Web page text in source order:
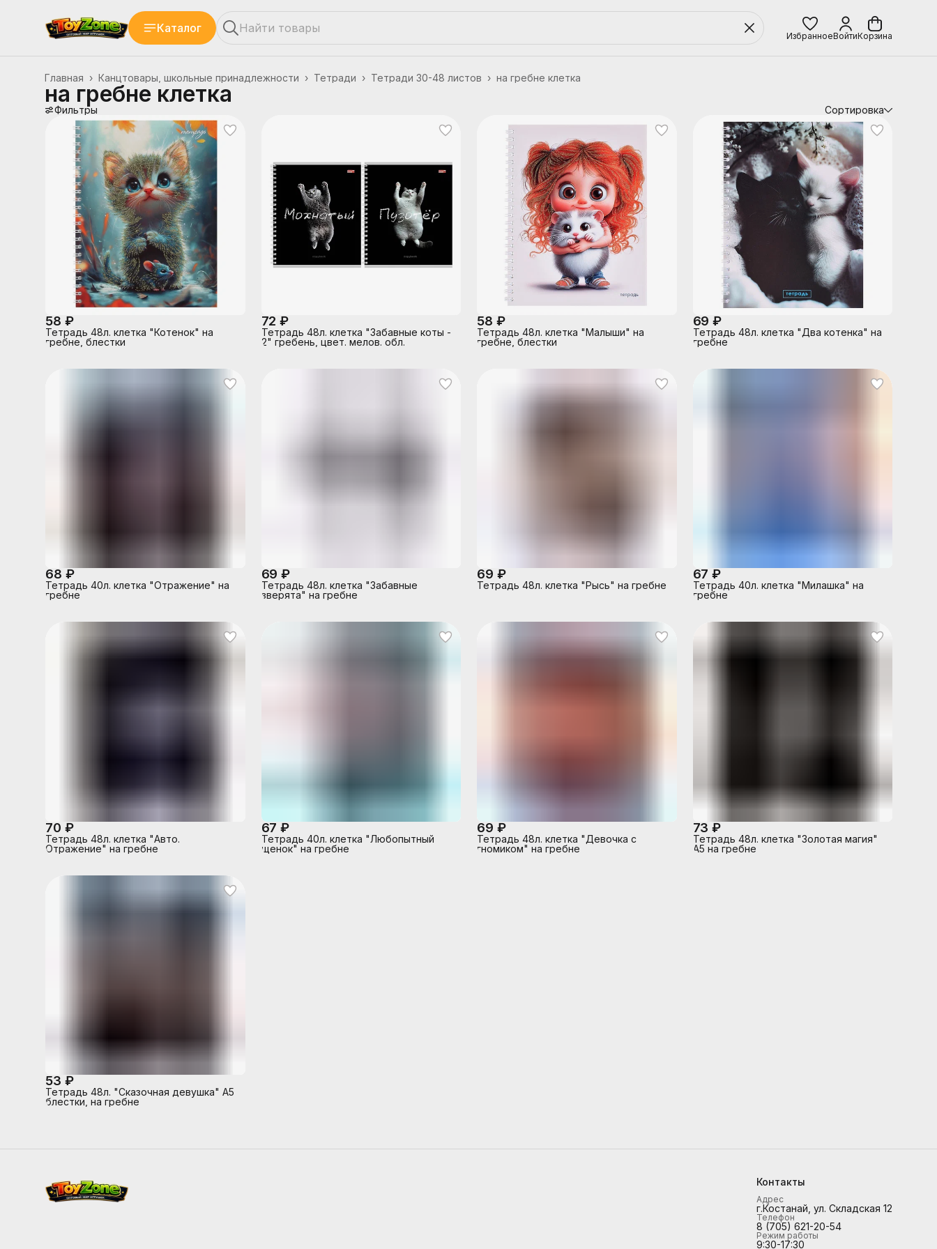
Каталог
ИзбранноеВойтиКорзина
на гребне клетка
Тетради 30-48 листов ›
Тетради ›
Канцтовары, школьные принадлежности ›
Главная ›
на гребне клетка
Фильтры Сортировка
58 ₽
Тетрадь 48л. клетка "Котенок" на
гребне, блестки
72 ₽
Тетрадь 48л. клетка "Забавные коты -
2" гребень, цвет. мелов. обл.
58 ₽
Тетрадь 48л. клетка "Малыши" на
гребне, блестки
69 ₽
Тетрадь 48л. клетка "Два котенка" на
гребне
68 ₽
Тетрадь 40л. клетка "Отражение" на
гребне
69 ₽
Тетрадь 48л. клетка "Забавные
зверята" на гребне
69 ₽
Тетрадь 48л. клетка "Рысь" на гребне
67 ₽
Тетрадь 40л. клетка "Милашка" на
гребне
70 ₽
Тетрадь 48л. клетка "Авто.
Отражение" на гребне
67 ₽
Тетрадь 40л. клетка "Любопытный
щенок" на гребне
69 ₽
Тетрадь 48л. клетка "Девочка с
гномиком" на гребне
73 ₽
Тетрадь 48л. клетка "Золотая магия"
А5 на гребне
53 ₽
Тетрадь 48л. "Сказочная девушка" А5
блестки, на гребне
Контакты
Адрес
г.Костанай, ул. Складская 12
Телефон
8 (705) 621-20-54
Режим работы
9:30-17:30